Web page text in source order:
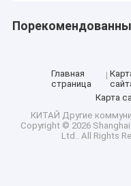
Главная
страница
Карта
КИТАЙ Другие
Copyright © 2026
Ltd.. All Rights